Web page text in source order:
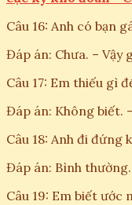
Câu 16: Anh có bạn
Đáp án: Chưa. – Vậy
Câu 17: Em thiếu gì
Đáp án: Không biết.
Câu 18: Anh đi đứng
Đáp án: Bình
Câu 19: Em biết ước